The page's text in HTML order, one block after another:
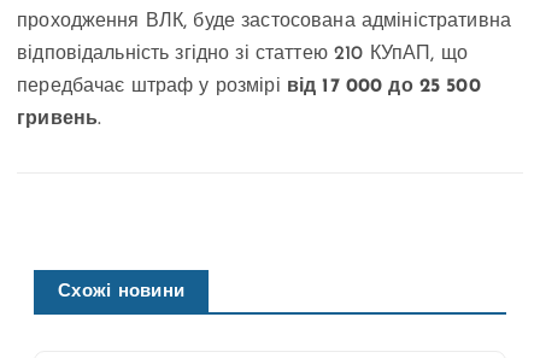
проходження ВЛК, буде застосована адміністративна
відповідальність згідно зі статтею 210 КУпАП, що
передбачає штраф у розмірі від 17 000 до 25 500
гривень.
Схожі новини